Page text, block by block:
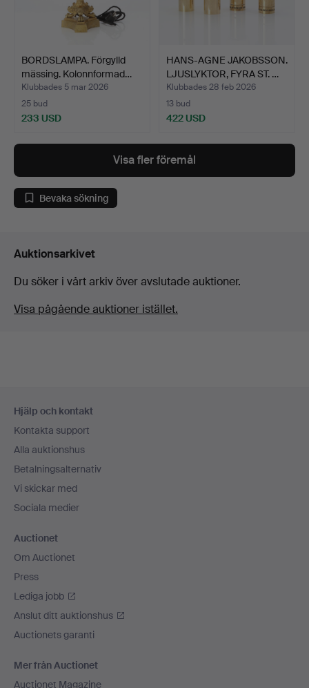
BORDSLAMPA. Förgylld
mässing. Kolonnformad…
Klubbades 5 mar 2026
25 bud
233 USD
HANS-AGNE JAKOBSSON.
LJUSLYKTOR, FYRA ST. …
Klubbades 28 feb 2026
13 bud
422 USD
Visa fler föremål
Bevaka sökning
Auktionsarkivet
Du söker i vårt arkiv över avslutade auktioner.
Visa pågående auktioner istället.
Hjälp och kontakt
Kontakta support
Alla auktionshus
Betalningsalternativ
Vi skickar med
Sociala medier
Auctionet
Om Auctionet
Press
Lediga jobb
Anslut ditt auktionshus
Auctionets garanti
Mer från Auctionet
Auctionet Magazine